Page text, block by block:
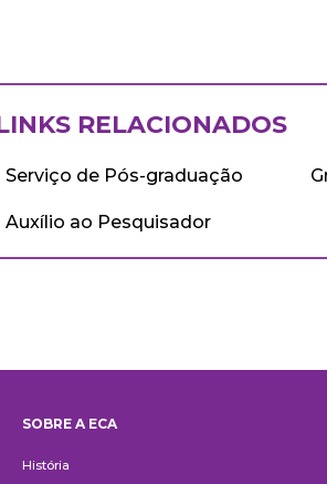
RELACIONADOS
Serviço de Pós-graduação
Auxílio ao Pesquisador
SOBRE A ECA
História